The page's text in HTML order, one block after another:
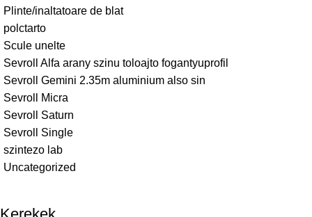
Plinte/inaltatoare de blat
polctarto
Scule unelte
Sevroll Alfa arany szinu toloajto fogantyuprofil
Sevroll Gemini 2.35m aluminium also sin
Sevroll Micra
Sevroll Saturn
Sevroll Single
szintezo lab
Uncategorized